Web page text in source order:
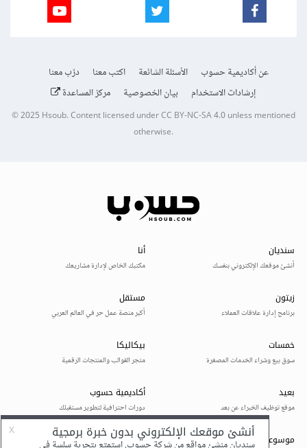
عن أكاديمية حسوب الأسئلة الشائعة اكتب معنا
درّب معنا
إرشادات الاستخدام
بيان الخصوصية مركز المساعدة
© 2025Hsoub.Content licensed underCC BY-NC-SA 4.0unless mentioned
otherwise.